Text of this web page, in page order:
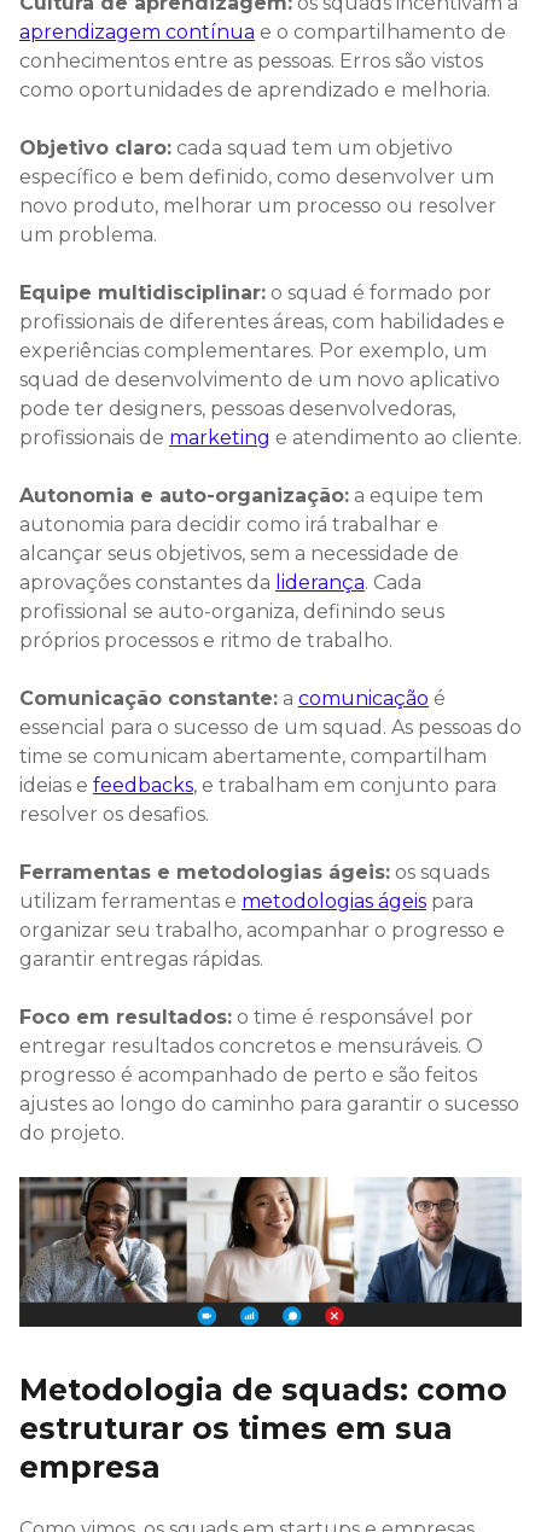
aprendizagem contínua e o compartilhamento de
conhecimentos entre as pessoas. Erros são vistos
como oportunidades de aprendizado e melhoria.
Objetivo claro: cada squad tem um objetivo
específico e bem definido, como desenvolver um
novo produto, melhorar um processo ou resolver
um problema.
Equipe multidisciplinar: o squad é formado por
profissionais de diferentes áreas, com habilidades e
experiências complementares. Por exemplo, um
squad de desenvolvimento de um novo aplicativo
pode ter designers, pessoas desenvolvedoras,
profissionais de marketing e atendimento ao cliente.
Autonomia e auto-organização: a equipe tem
autonomia para decidir como irá trabalhar e
alcançar seus objetivos, sem a necessidade de
aprovações constantes da liderança. Cada
profissional se auto-organiza, definindo seus
próprios processos e ritmo de trabalho.
Comunicação constante: a comunicação é
essencial para o sucesso de um squad. As pessoas do
time se comunicam abertamente, compartilham
ideias e feedbacks, e trabalham em conjunto para
resolver os desafios.
Ferramentas e metodologias ágeis: os squads
utilizam ferramentas e metodologias ágeis para
organizar seu trabalho, acompanhar o progresso e
garantir entregas rápidas.
Foco em resultados: o time é responsável por
entregar resultados concretos e mensuráveis. O
progresso é acompanhado de perto e são feitos
ajustes ao longo do caminho para garantir o sucesso
do projeto.
Metodologia de squads: como
estruturar os times em sua
empresa